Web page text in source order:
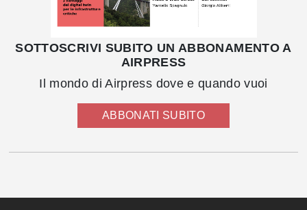
SOTTOSCRIVI SUBITO UN ABBONAMENTO A
AIRPRESS
Il mondo di Airpress dove e quando vuoi
ABBONATI SUBITO